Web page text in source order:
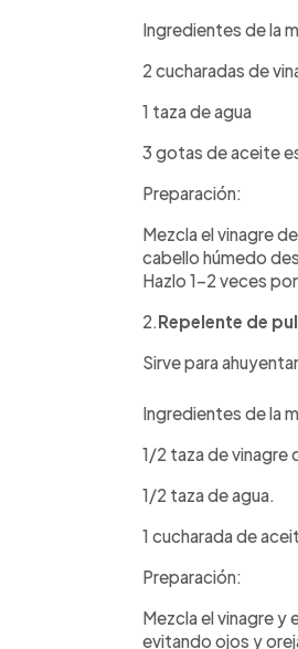
Ingredientes de la
2 cucharadas de
1 taza de agua
3 gotas de aceite
Preparación:
Mezcla el vinagre
cabello húmedo
Hazlo 1-2 veces por
2. Repelente de
Sirve para
Ingredientes de la
1/2 taza de vinagre
1/2 taza de agua.
1 cucharada de
Preparación:
Mezcla el vinagre y
evitando ojos y